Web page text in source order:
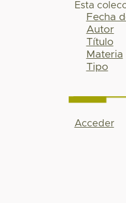
Esta
Fecha
Autor
Título
Materia
Tipo
Acceder